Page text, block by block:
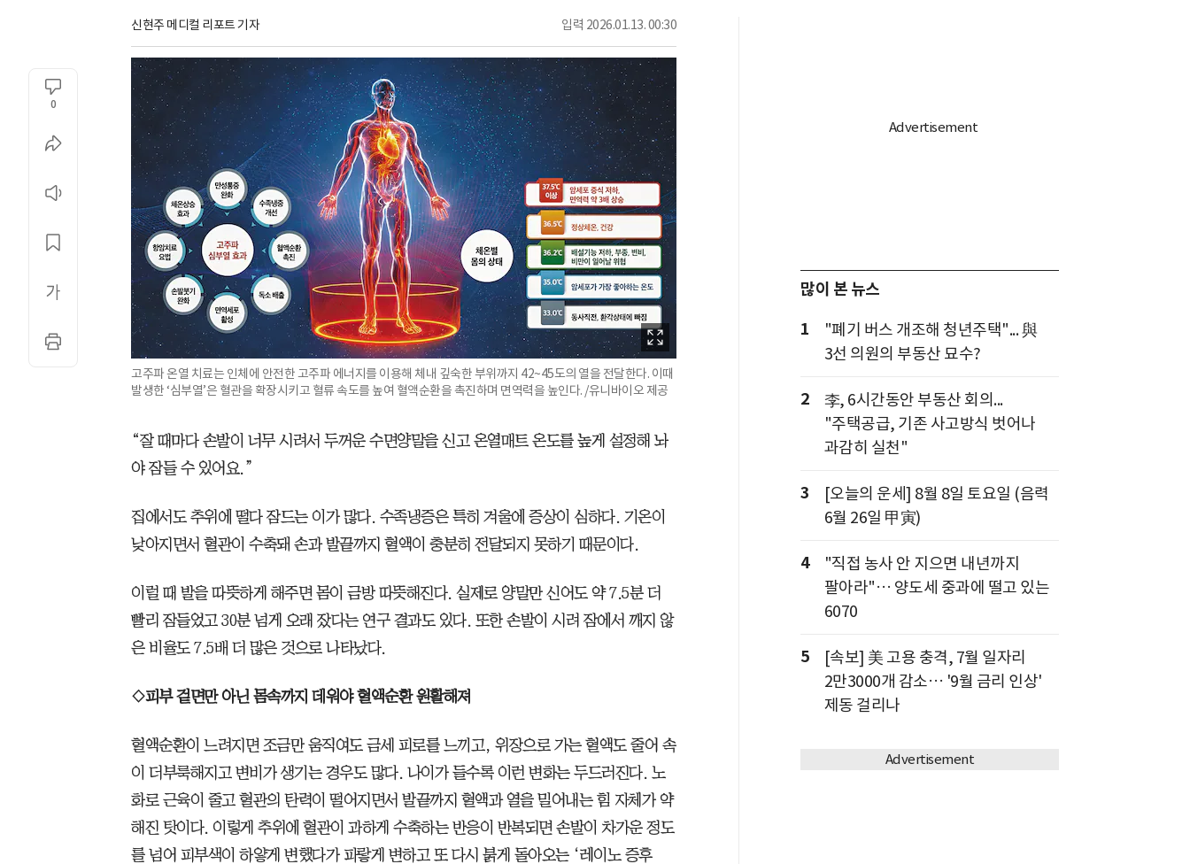
신현주 메디컬 리포트 기자 입력 2026.01.13. 00:30
0
고주파 온열 치료는 인체에 안전한 고주파 에너지를 이용해 체내 깊숙한 부위까지 42~45도의 열을 전달한다. 이때
발생한 ‘심부열’은 혈관을 확장시키고 혈류 속도를 높여 혈액순환을 촉진하며 면역력을 높인다. /유니바이오 제공
“잘 때마다 손발이 너무 시려서 두꺼운 수면양말을 신고 온열매트 온도를 높게 설정해 놔
야 잠들 수 있어요.”
집에서도 추위에 떨다 잠드는 이가 많다. 수족냉증은 특히 겨울에 증상이 심하다. 기온이
낮아지면서 혈관이 수축돼 손과 발끝까지 혈액이 충분히 전달되지 못하기 때문이다.
이럴 때 발을 따뜻하게 해주면 몸이 금방 따뜻해진다. 실제로 양말만 신어도 약 7.5분 더
빨리 잠들었고 30분 넘게 오래 잤다는 연구 결과도 있다. 또한 손발이 시려 잠에서 깨지 않
은 비율도 7.5배 더 많은 것으로 나타났다.
◇피부 겉면만 아닌 몸속까지 데워야 혈액순환 원활해져
혈액순환이 느려지면 조금만 움직여도 금세 피로를 느끼고, 위장으로 가는 혈액도 줄어 속
이 더부룩해지고 변비가 생기는 경우도 많다. 나이가 들수록 이런 변화는 두드러진다. 노
화로 근육이 줄고 혈관의 탄력이 떨어지면서 발끝까지 혈액과 열을 밀어내는 힘 자체가 약
해진 탓이다. 이렇게 추위에 혈관이 과하게 수축하는 반응이 반복되면 손발이 차가운 정도
를 넘어 피부색이 하얗게 변했다가 파랗게 변하고 또 다시 붉게 돌아오는 ‘레이노 증후
많이 본 뉴스
1
"폐기 버스 개조해 청년주택"... 與
3선 의원의 부동산 묘수?
2
李, 6시간동안 부동산 회의...
"주택공급, 기존 사고방식 벗어나
과감히 실천"
3
[오늘의 운세] 8월 8일 토요일 (음력
6월 26일 甲寅)
4
"직접 농사 안 지으면 내년까지
팔아라"… 양도세 중과에 떨고 있는
6070
5
[속보] 美 고용 충격, 7월 일자리
2만3000개 감소… '9월 금리 인상'
제동 걸리나